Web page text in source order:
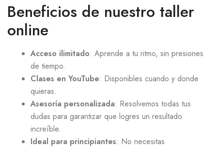
Beneficios de nuestro taller
online
Acceso ilimitado: Aprende a tu ritmo, sin presiones
de tiempo.
Clases en YouTube: Disponibles cuando y donde
quieras.
Asesoría personalizada: Resolvemos todas tus
dudas para garantizar que logres un resultado
increíble.
Ideal para principiantes: No necesitas